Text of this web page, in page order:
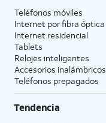
Teléfonos móviles
Internet por fibra óptica
Internet residencial
Tablets
Relojes inteligentes
Accesorios inalámbricos
Teléfonos prepagados
Tendencia